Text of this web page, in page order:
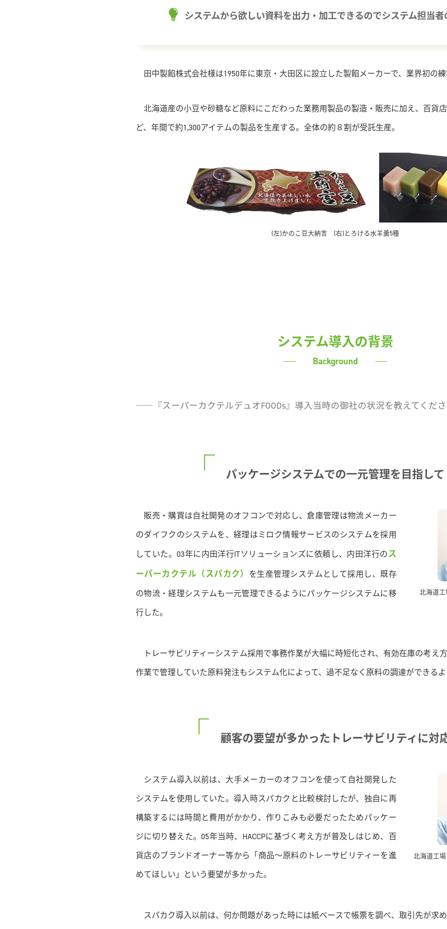
システムから欲しい資料を出力・加工できるのでシステム担当
田中製餡株式会社様は1950年に東京・大田区に設立した製餡メーカーで、業界初の
北海道産の小豆や砂糖など原料にこだわった業務用製品の製造・販売に加え、百貨
ど、年間で約1,300アイテムの製品を生産する。全体の約８割が受託生産。
(左)かのこ豆大納言 (右)とろける水羊羹5種
システム導入の背景
Background
――『スーパーカクテルデュオFOODs』導入当時の御社の状況を教えてくだ
パッケージシステムでの一元管理を目指して
販売・購買は自社開発のオフコンで対応し、倉庫管理は物流メーカー
のダイフクのシステムを、経理はミロク情報サービスのシステムを採用
していた。03年に内田洋行ITソリューションズに依頼し、内田洋行のス
ーパーカクテル（スパカク）
を生産管理システムとして採用し、既存
の物流・経理システムも一元管理できるようにパッケージシステムに移
行した。
北海道
トレーサビリティーシステム採用で事務作業が大幅に時短化され、有効在庫の考え
作業で管理していた原料発注もシステム化によって、過不足なく原料の調達ができる
顧客の要望が多かったトレーサビリティに対
システム導入以前は、大手メーカーのオフコンを使って自社開発した
システムを使用していた。導入時スパカクと比較検討したが、独自に再
構築するには時間と費用がかかり、作りこみも必要だったためパッケー
ジに切り替えた。05年当時、HACCPに基づく考え方が普及しはじめ、百
貨店のブランドオーナー等から「商品～原料のトレーサビリティーを進
めてほしい」という要望が多かった。
北海道工
スパカク導入以前は、何か問題があった時には紙ベースで帳票を調べ、取引先が求